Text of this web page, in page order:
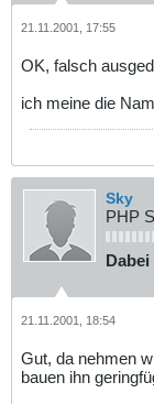
21.11.2001, 17:55
OK, falsch
ich meine die
Sky
PHP
21.11.2001, 18:54
Gut, da nehmen
bauen ihn